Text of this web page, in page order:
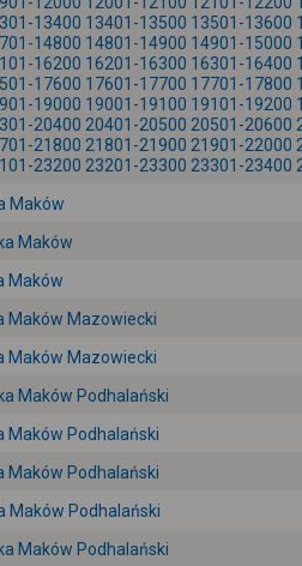
13400 13401-13500 13501-13600
14800 14801-14900 14901-15000
16200 16201-16300 16301-16400
17600 17601-17700 17701-17800
19000 19001-19100 19101-19200
20400 20401-20500 20501-20600
21800 21801-21900 21901-22000
23200 23201-23300 23301-23400
Maków
Maków
Maków
Maków Mazowiecki
Maków Mazowiecki
Maków Podhalański
Maków Podhalański
Maków Podhalański
Maków Podhalański
Maków Podhalański